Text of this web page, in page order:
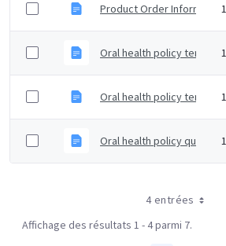
Product Order Information
Oral health policy
Oral health policy
Oral health policy quality
4 entrées
Affichage des résultats 1 - 4 parmi 7.